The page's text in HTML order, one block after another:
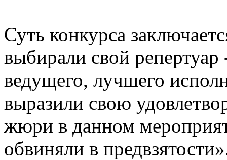
Суть конкурса
выбирали свой
ведущего, лучшего
выразили свою
жюри в данном
обвиняли в